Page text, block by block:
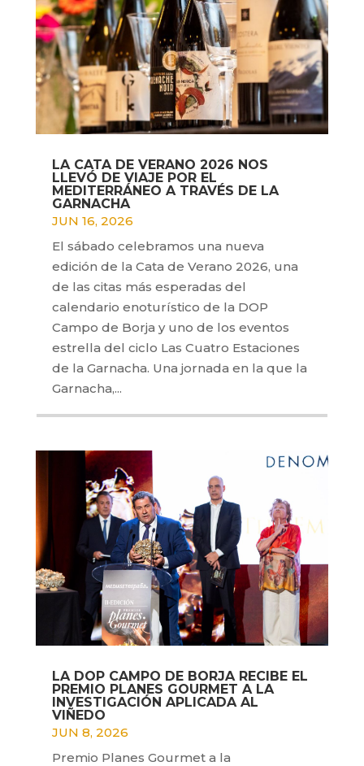
LA CATA DE VERANO 2026 NOS
LLEVÓ DE VIAJE POR EL
MEDITERRÁNEO A TRAVÉS DE LA
GARNACHA
JUN 16, 2026
El sábado celebramos una nueva
edición de la Cata de Verano 2026, una
de las citas más esperadas del
calendario enoturístico de la DOP
Campo de Borja y uno de los eventos
estrella del ciclo Las Cuatro Estaciones
de la Garnacha. Una jornada en la que la
Garnacha,...
LA DOP CAMPO DE BORJA RECIBE EL
PREMIO PLANES GOURMET A LA
INVESTIGACIÓN APLICADA AL
VIÑEDO
JUN 8, 2026
Premio Planes Gourmet a la